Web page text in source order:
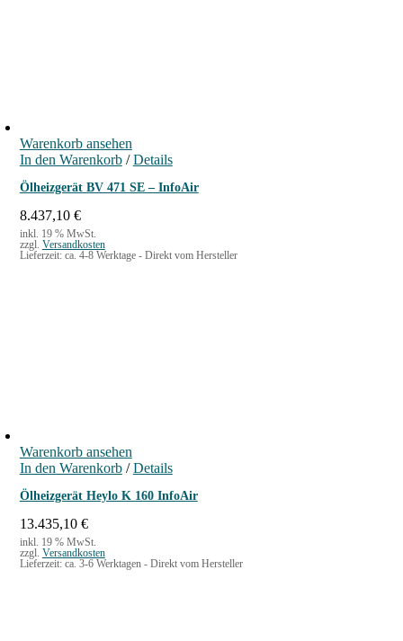
Warenkorb ansehen
In den Warenkorb / Details
Ölheizgerät BV 471 SE – InfoAir
8.437,10 €
inkl. 19 % MwSt.
zzgl. Versandkosten
Lieferzeit: ca. 4-8 Werktage - Direkt vom Hersteller
Warenkorb ansehen
In den Warenkorb / Details
Ölheizgerät Heylo K 160 InfoAir
13.435,10 €
inkl. 19 % MwSt.
zzgl. Versandkosten
Lieferzeit: ca. 3-6 Werktagen - Direkt vom Hersteller